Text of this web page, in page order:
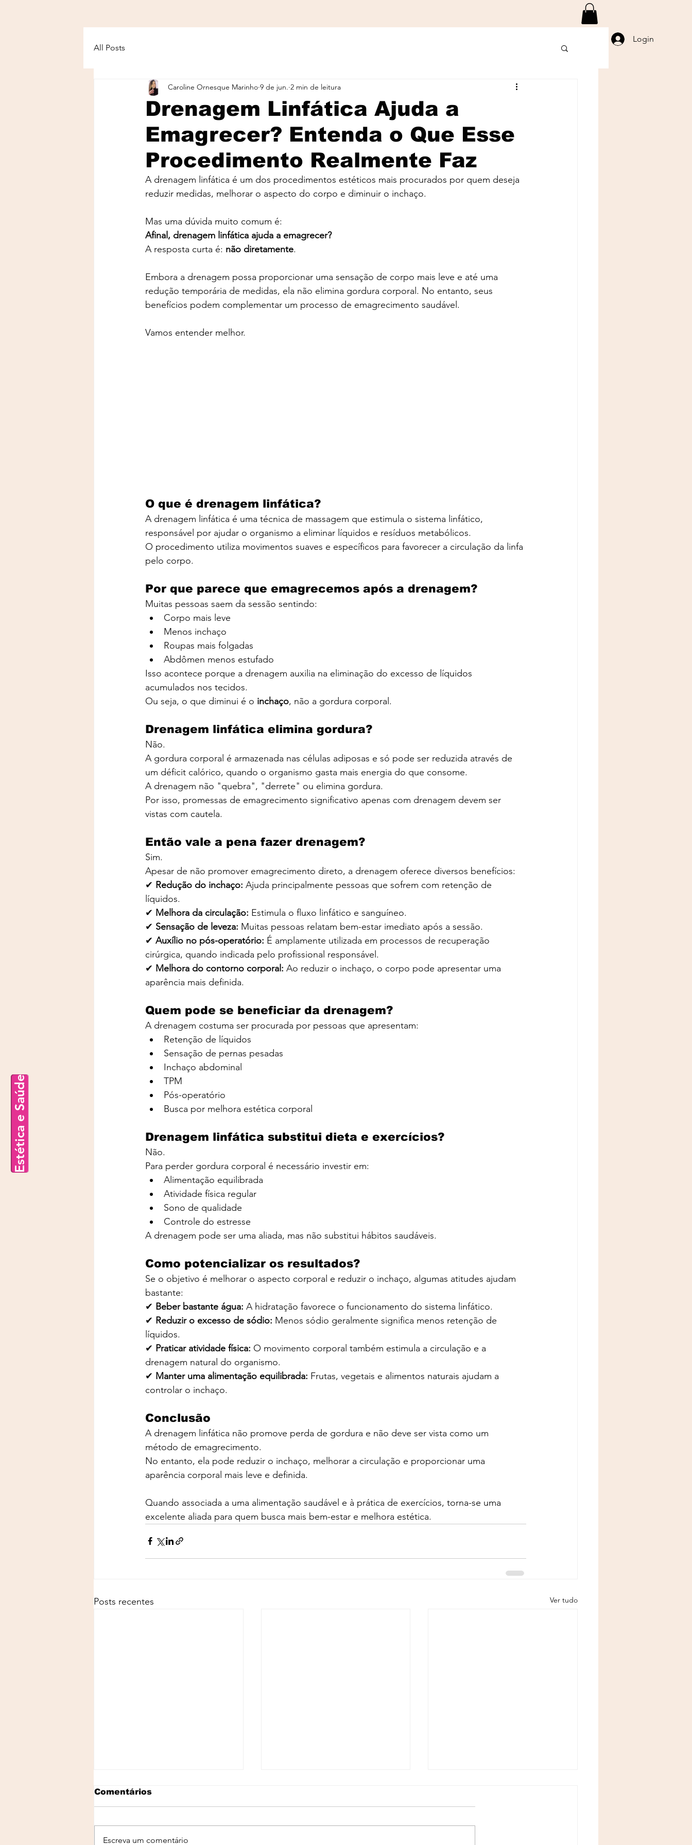
Login
Estética e Saúde
All Posts
Drenagem Linfática Ajuda a
Emagrecer? Entenda o Que Esse
Procedimento Realmente Faz
Caroline Ornesque Marinho 9 de jun. 2 min de leitura
A drenagem linfática é um dos procedimentos estéticos mais procurados por quem deseja
reduzir medidas, melhorar o aspecto do corpo e diminuir o inchaço.
Mas uma dúvida muito comum é:
Afinal, drenagem linfática ajuda a emagrecer?
A resposta curta é: não diretamente.
Embora a drenagem possa proporcionar uma sensação de corpo mais leve e até uma
redução temporária de medidas, ela não elimina gordura corporal. No entanto, seus
benefícios podem complementar um processo de emagrecimento saudável.
Vamos entender melhor.
O que é drenagem linfática?
A drenagem linfática é uma técnica de massagem que estimula o sistema linfático,
responsável por ajudar o organismo a eliminar líquidos e resíduos metabólicos.
O procedimento utiliza movimentos suaves e específicos para favorecer a circulação da linfa
pelo corpo.
Por que parece que emagrecemos após a drenagem?
Muitas pessoas saem da sessão sentindo:
Corpo mais leve
Menos inchaço
Roupas mais folgadas
Abdômen menos estufado
Isso acontece porque a drenagem auxilia na eliminação do excesso de líquidos
acumulados nos tecidos.
Ou seja, o que diminui é o inchaço, não a gordura corporal.
Drenagem linfática elimina gordura?
Não.
A gordura corporal é armazenada nas células adiposas e só pode ser reduzida através de
um déficit calórico, quando o organismo gasta mais energia do que consome.
A drenagem não "quebra", "derrete" ou elimina gordura.
Por isso, promessas de emagrecimento significativo apenas com drenagem devem ser
vistas com cautela.
Então vale a pena fazer drenagem?
Sim.
Apesar de não promover emagrecimento direto, a drenagem oferece diversos benefícios:
✔ Redução do inchaço: Ajuda principalmente pessoas que sofrem com retenção de
líquidos.
✔ Melhora da circulação: Estimula o fluxo linfático e sanguíneo.
✔ Sensação de leveza: Muitas pessoas relatam bem-estar imediato após a sessão.
✔ Auxílio no pós-operatório: É amplamente utilizada em processos de recuperação
cirúrgica, quando indicada pelo profissional responsável.
✔ Melhora do contorno corporal: Ao reduzir o inchaço, o corpo pode apresentar uma
aparência mais definida.
Quem pode se beneficiar da drenagem?
A drenagem costuma ser procurada por pessoas que apresentam:
Retenção de líquidos
Sensação de pernas pesadas
Inchaço abdominal
TPM
Pós-operatório
Busca por melhora estética corporal
Drenagem linfática substitui dieta e exercícios?
Não.
Para perder gordura corporal é necessário investir em:
Alimentação equilibrada
Atividade física regular
Sono de qualidade
Controle do estresse
A drenagem pode ser uma aliada, mas não substitui hábitos saudáveis.
Como potencializar os resultados?
Se o objetivo é melhorar o aspecto corporal e reduzir o inchaço, algumas atitudes ajudam
bastante:
✔ Beber bastante água: A hidratação favorece o funcionamento do sistema linfático.
✔ Reduzir o excesso de sódio: Menos sódio geralmente significa menos retenção de
líquidos.
✔ Praticar atividade física: O movimento corporal também estimula a circulação e a
drenagem natural do organismo.
✔ Manter uma alimentação equilibrada: Frutas, vegetais e alimentos naturais ajudam a
controlar o inchaço.
Conclusão
A drenagem linfática não promove perda de gordura e não deve ser vista como um
método de emagrecimento.
No entanto, ela pode reduzir o inchaço, melhorar a circulação e proporcionar uma
aparência corporal mais leve e definida.
Quando associada a uma alimentação saudável e à prática de exercícios, torna-se uma
excelente aliada para quem busca mais bem-estar e melhora estética.
Posts recentes Ver tudo
Comentários
Escreva um comentário